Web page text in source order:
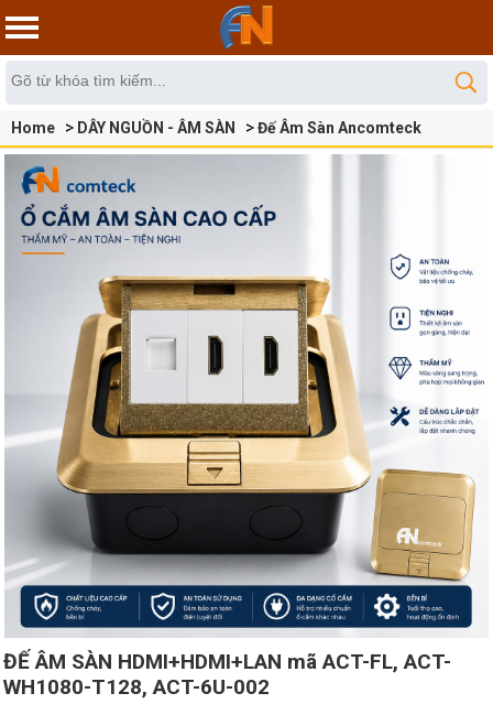
Home DÂY NGUỒN - ÂM SÀN Đế Âm Sàn Ancomteck
ĐẾ ÂM SÀN HDMI+HDMI+LAN mã ACT-FL, ACT-
WH1080-T128, ACT-6U-002